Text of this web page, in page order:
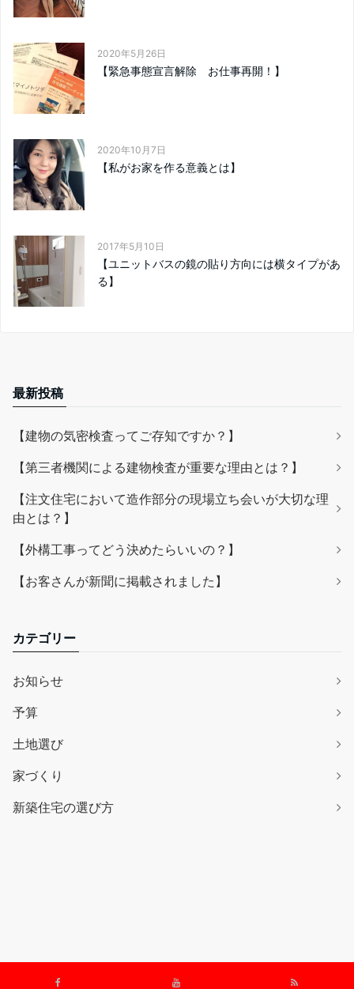
2020年5月26日
【緊急事態宣言解除 お仕事再開！】
2020年10月7日
【私がお家を作る意義とは】
2017年5月10日
【ユニットバスの鏡の貼り方向には横タイプがあ
る】
最新投稿
【建物の気密検査ってご存知ですか？】
【第三者機関による建物検査が重要な理由とは？】
【注文住宅において造作部分の現場立ち会いが大切な理
由とは？】
【外構工事ってどう決めたらいいの？】
【お客さんが新聞に掲載されました】
カテゴリー
お知らせ
予算
土地選び
家づくり
新築住宅の選び方